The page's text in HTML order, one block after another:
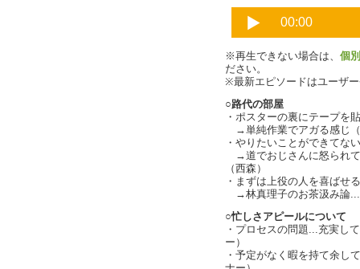
※再生できない場合は、 個
ださい。
※最新エピソードはユーザ
○路代の部屋
・ポスターの裏にテープを
→単純作業でアガる感じ
・やりたいことができてな
→道でおじさんに怒られて
（西森）
・まずは上役の人を喜ばせ
→林真理子のお茶汲み論...
○忙しさアピールについて
・プロセスの問題...充実し
ー）
・予定がなく暇を持て余し